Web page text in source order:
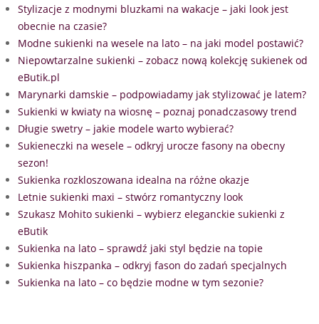
Stylizacje z modnymi bluzkami na wakacje – jaki look jest
obecnie na czasie?
Modne sukienki na wesele na lato – na jaki model postawić?
Niepowtarzalne sukienki – zobacz nową kolekcję sukienek od
eButik.pl
Marynarki damskie – podpowiadamy jak stylizować je latem?
Sukienki w kwiaty na wiosnę – poznaj ponadczasowy trend
Długie swetry – jakie modele warto wybierać?
Sukieneczki na wesele – odkryj urocze fasony na obecny
sezon!
Sukienka rozkloszowana idealna na różne okazje
Letnie sukienki maxi – stwórz romantyczny look
Szukasz Mohito sukienki – wybierz eleganckie sukienki z
eButik
Sukienka na lato – sprawdź jaki styl będzie na topie
Sukienka hiszpanka – odkryj fason do zadań specjalnych
Sukienka na lato – co będzie modne w tym sezonie?